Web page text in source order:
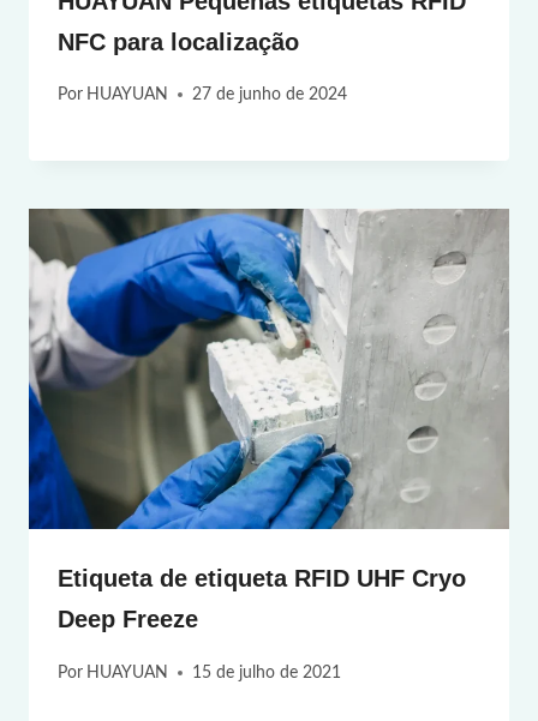
NFC para localização
Por HUAYUAN 27 de junho de 2024
Etiqueta de etiqueta RFID UHF Cryo
Deep Freeze
Por HUAYUAN 15 de julho de 2021